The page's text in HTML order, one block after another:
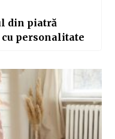
din piatră
personalitate